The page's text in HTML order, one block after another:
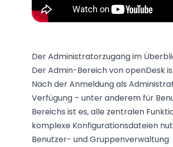
Der Administratorzugang im
Der Admin-Bereich von openDesk
Nach der Anmeldung als
Verfügung – unter anderem für
Bereichs ist es, alle zentralen
komplexe Konfigurationsdateien
Benutzer- und Gruppenverwaltung